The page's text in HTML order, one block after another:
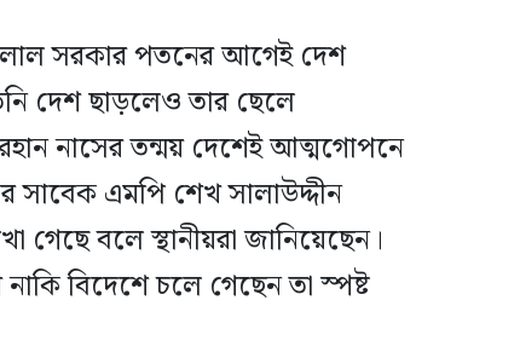
সরকার পতনের আগেই দেশ
দেশ ছাড়লেও তার ছেলে
নাসের তন্ময় দেশেই আত্মগোপনে
এমপি শেখ সালাউদ্দীন
বলে স্থানীয়রা জানিয়েছেন।
বিদেশে চলে গেছেন তা স্পষ্ট